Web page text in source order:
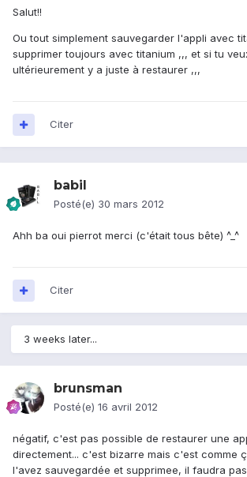
Salut!!
Ou tout simplement sauvegarder l'appli avec
supprimer toujours avec titanium ,,, et si tu
ultérieurement y a juste à restaurer ,,,
Citer
babil
Posté(e) 30 mars 2012
Ahh ba oui pierrot merci (c'était tous bête) ^_^
Citer
3 weeks later...
brunsman
Posté(e) 16 avril 2012
négatif, c'est pas possible de restaurer une
directement... c'est bizarre mais c'est comme
l'avez sauvegardée et supprimee, il faudra